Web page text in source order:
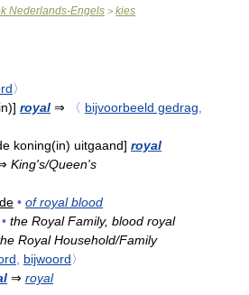
Nederlands-Engels > kies
〉
royal ⇒ 〈 bijvoorbeeld gedrag,
koning(in) uitgaand] royal
King's/Queen's
• of royal blood
• the Royal Family, blood royal
Royal Household/Family
, bijwoord〉
⇒ royal